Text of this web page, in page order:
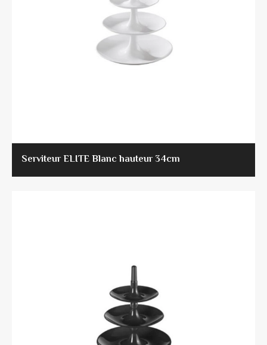
Serviteur ELITE Blanc hauteur 34cm